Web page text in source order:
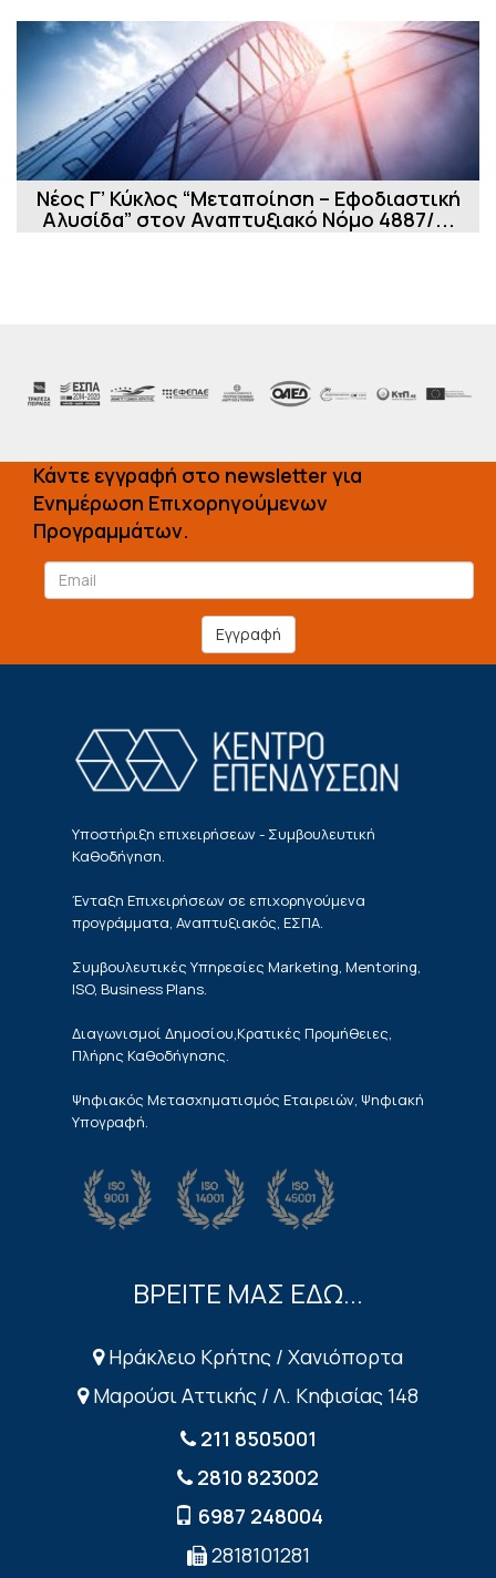
Νέος Γ’ Κύκλος “Μεταποίηση – Εφοδιαστική
Αλυσίδα” στον Αναπτυξιακό Νόμο 4887/...
Κάντε εγγραφή στο newsletter για
Ενημέρωση Επιχορηγούμενων
Προγραμμάτων.
Εγγραφή
Υποστήριξη επιχειρήσεων - Συμβουλευτική
Καθοδήγηση.
Ένταξη Επιχειρήσεων σε επιχορηγούμενα
προγράμματα, Αναπτυξιακός, ΕΣΠΑ.
Συμβουλευτικές Υπηρεσίες Marketing, Mentoring,
ISO, Business Plans.
Διαγωνισμοί Δημοσίου,Κρατικές Προμήθειες,
Πλήρης Καθοδήγησης.
Ψηφιακός Μετασχηματισμός Εταιρειών, Ψηφιακή
Υπογραφή.
ΒΡΕΙΤΕ ΜΑΣ ΕΔΩ...
Ηράκλειο Κρήτης / Χανιόπορτα
Μαρούσι Αττικής / Λ. Κηφισίας 148
211 8505001
2810 823002
6987 248004
2818101281